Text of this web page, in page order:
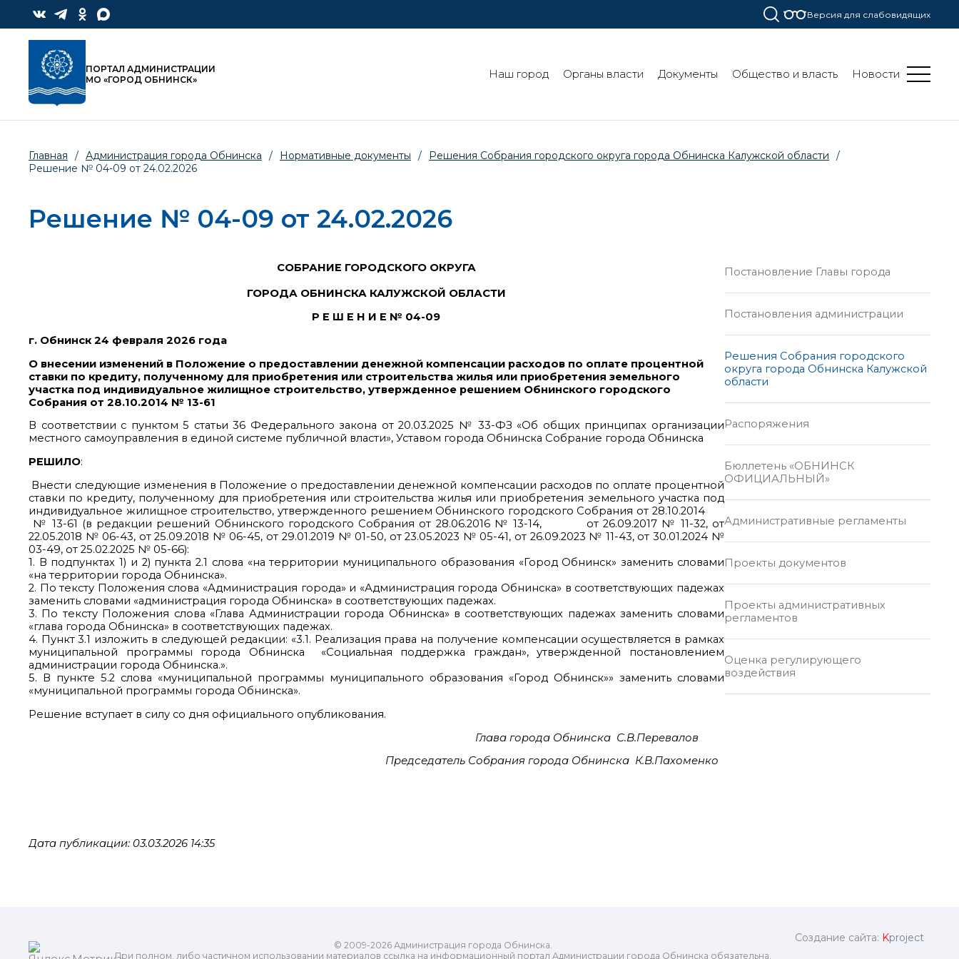
Версия для слабовидящих
ПОРТАЛ АДМИНИСТРАЦИИ
МО «ГОРОД ОБНИНСК»
Наш город Органы власти Документы Общество и власть Новости
Главная / Администрация города Обнинска / Нормативные документы / Решения Собрания городского округа города Обнинска Калужской области
/
Решение № 04-09 от 24.02.2026
Решение № 04-09 от 24.02.2026
СОБРАНИЕ ГОРОДСКОГО ОКРУГА
ГОРОДА ОБНИНСКА КАЛУЖСКОЙ ОБЛАСТИ
Р Е Ш Е Н И Е № 04-09
г. Обнинск 24 февраля 2026 года
О внесении изменений в Положение о предоставлении денежной компенсации расходов по оплате процентной
ставки по кредиту, полученному для приобретения или строительства жилья или приобретения земельного
участка под индивидуальное жилищное строительство, утвержденное решением Обнинского городского
Собрания от 28.10.2014 № 13-61
В соответствии с пунктом 5 статьи 36 Федерального закона от 20.03.2025 № 33-ФЗ «Об общих принципах организации
местного самоуправления в единой системе публичной власти», Уставом города Обнинска Собрание города Обнинска
РЕШИЛО:
Внести следующие изменения в Положение о предоставлении денежной компенсации расходов по оплате процентной
ставки по кредиту, полученному для приобретения или строительства жилья или приобретения земельного участка под
индивидуальное жилищное строительство, утвержденного решением Обнинского городского Собрания от 28.10.2014
№ 13-61 (в редакции решений Обнинского городского Собрания от 28.06.2016 № 13-14, от 26.09.2017 № 11-32, от
22.05.2018 № 06-43, от 25.09.2018 № 06-45, от 29.01.2019 № 01-50, от 23.05.2023 № 05-41, от 26.09.2023 № 11-43, от 30.01.2024 №
03-49, от 25.02.2025 № 05-66):
1. В подпунктах 1) и 2) пункта 2.1 слова «на территории муниципального образования «Город Обнинск» заменить словами
«на территории города Обнинска».
2. По тексту Положения слова «Администрация города» и «Администрация города Обнинска» в соответствующих падежах
заменить словами «администрация города Обнинска» в соответствующих падежах.
3. По тексту Положения слова «Глава Администрации города Обнинска» в соответствующих падежах заменить словами
«глава города Обнинска» в соответствующих падежах.
4. Пункт 3.1 изложить в следующей редакции: «3.1. Реализация права на получение компенсации осуществляется в рамках
муниципальной программы города Обнинска «Социальная поддержка граждан», утвержденной постановлением
администрации города Обнинска.».
5. В пункте 5.2 слова «муниципальной программы муниципального образования «Город Обнинск»» заменить словами
«муниципальной программы города Обнинска».
Решение вступает в силу со дня официального опубликования.
Глава города Обнинска С.В.Перевалов
Председатель Собрания города Обнинска К.В.Пахоменко
Дата публикации: 03.03.2026 14:35
Постановление Главы города
Постановления администрации
Решения Собрания городского
округа города Обнинска Калужской
области
Распоряжения
Бюллетень «ОБНИНСК
ОФИЦИАЛЬНЫЙ»
Административные регламенты
Проекты документов
Проекты административных
регламентов
Оценка регулирующего
воздействия
© 2009-2026 Администрация города Обнинска.
При полном, либо частичном использовании материалов ссылка на информационный портал Администрации города Обнинска обязательна.
Создание сайта: Kproject